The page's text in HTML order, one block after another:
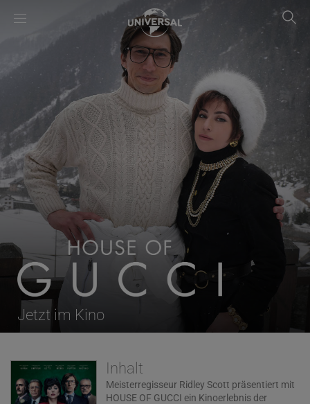
Jetzt im Kino
Inhalt
Meisterregisseur Ridley Scott präsentiert mit
HOUSE OF GUCCI ein Kinoerlebnis der